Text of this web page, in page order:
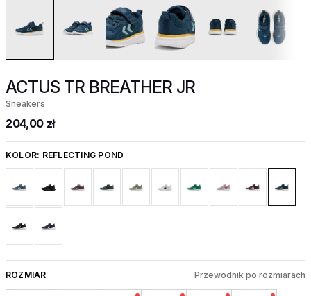
ACTUS TR BREATHER JR
Sneakers
204,00 zł
KOLOR: REFLECTING POND
ROZMIAR Przewodnik po rozmiarach